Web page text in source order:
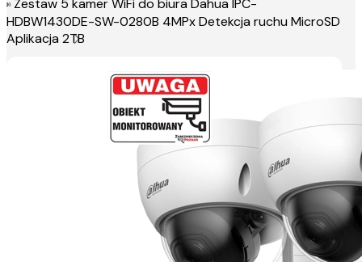
» Zestaw 5 kamer WiFi do biura Dahua IPC-
HDBW1430DE-SW-0280B 4MPx Detekcja ruchu MicroSD
Aplikacja 2TB